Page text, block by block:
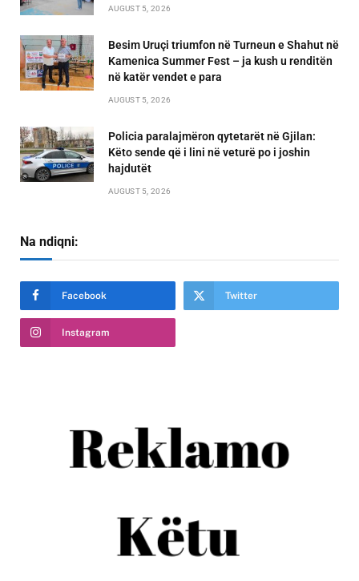
AUGUST 5, 2026
Besim Uruçi triumfon në Turneun e Shahut në
Kamenica Summer Fest – ja kush u renditën
në katër vendet e para
AUGUST 5, 2026
Policia paralajmëron qytetarët në Gjilan:
Këto sende që i lini në veturë po i joshin
hajdutët
AUGUST 5, 2026
Na ndiqni:
Facebook Twitter
Instagram